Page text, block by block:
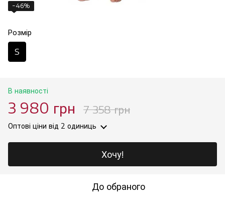
−46%
Розмір
S
В наявності
3 980 грн 7 358 грн
Оптові ціни від 2 одиниць
Хочу!
До обраного